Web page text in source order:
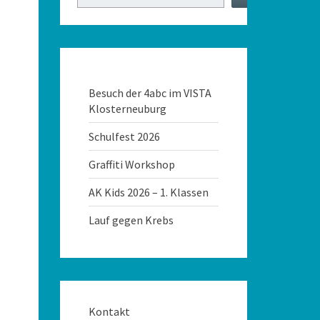
Besuch der 4abc im VISTA
Klosterneuburg
Schulfest 2026
Graffiti Workshop
AK Kids 2026 – 1. Klassen
Lauf gegen Krebs
Kontakt